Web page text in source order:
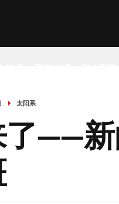
航天 国家地理 历史军事
太阳系
——新